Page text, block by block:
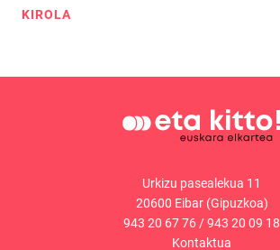
KIROLA
Urkizu pasealekua 11
20600 Eibar (Gipuzkoa)
943 20 67 76 /943 20 09 18
Kontaktua